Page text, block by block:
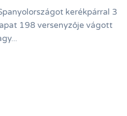
kerékpárral 3
198 versenyzője vágott